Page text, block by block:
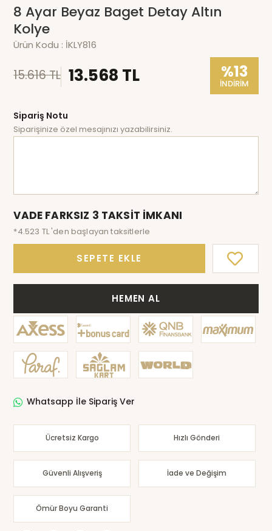
8 Ayar Beyaz Baget Detay Altın
Kolye
Ürün Kodu : İKLY816
15.616 TL 13.568 TL %13
İNDİRİM
Sipariş Notu
Siparişinize özel mesajınızı yazabilirsiniz.
VADE FARKSIZ 3 TAKSİT İMKANI
*4.523 TL 'den başlayan taksitlerle
SEPETE EKLE
HEMEN AL
Whatsapp İle Sipariş Ver
Ücretsiz Kargo Hızlı Gönderi
Güvenli Alışveriş İade ve Değişim
Ömür Boyu Garanti